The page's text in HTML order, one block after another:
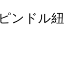
ンドル紐